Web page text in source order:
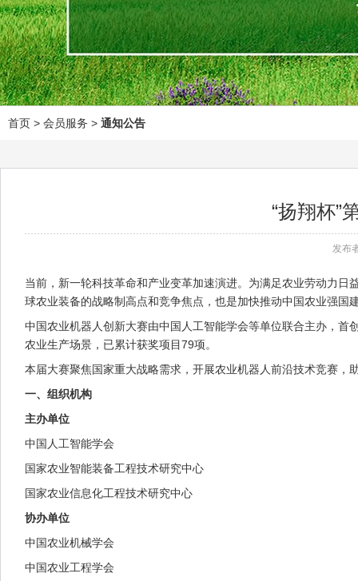
首页 > 会员服务 > 通知公告
“扬翔杯”
发布
当前，新一轮科技革命和产业变革加速演进。为满足农业劳动力日
球农业装备的战略制高点和竞争焦点，也是加快推动中国农业强国
中国农业机器人创新大赛由中国人工智能学会等单位联合主办，
农业生产场景，已累计获奖项目79项。
本届大赛聚焦国家重大战略需求，开展农业机器人前沿技术竞赛
一、组织机构
主办单位
中国人工智能学会
国家农业智能装备工程技术研究中心
国家农业信息化工程技术研究中心
协办单位
中国农业机械学会
中国农业工程学会